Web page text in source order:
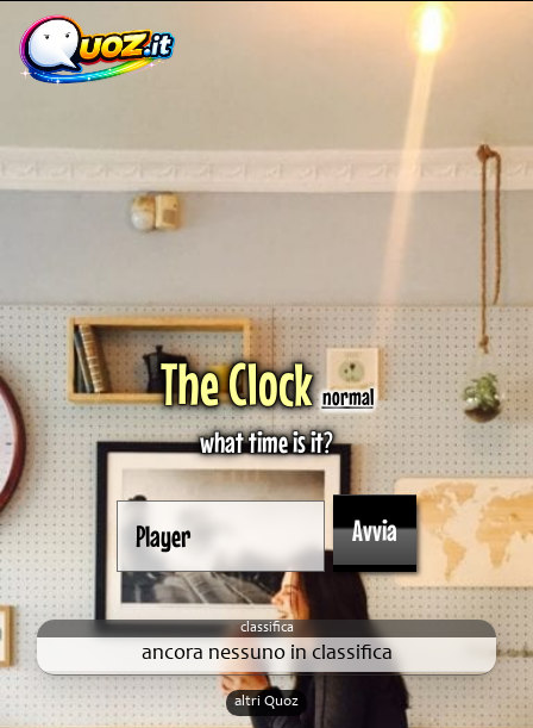
The Clocknormal
what time is it?
ancora nessuno in classifica
altri Quoz